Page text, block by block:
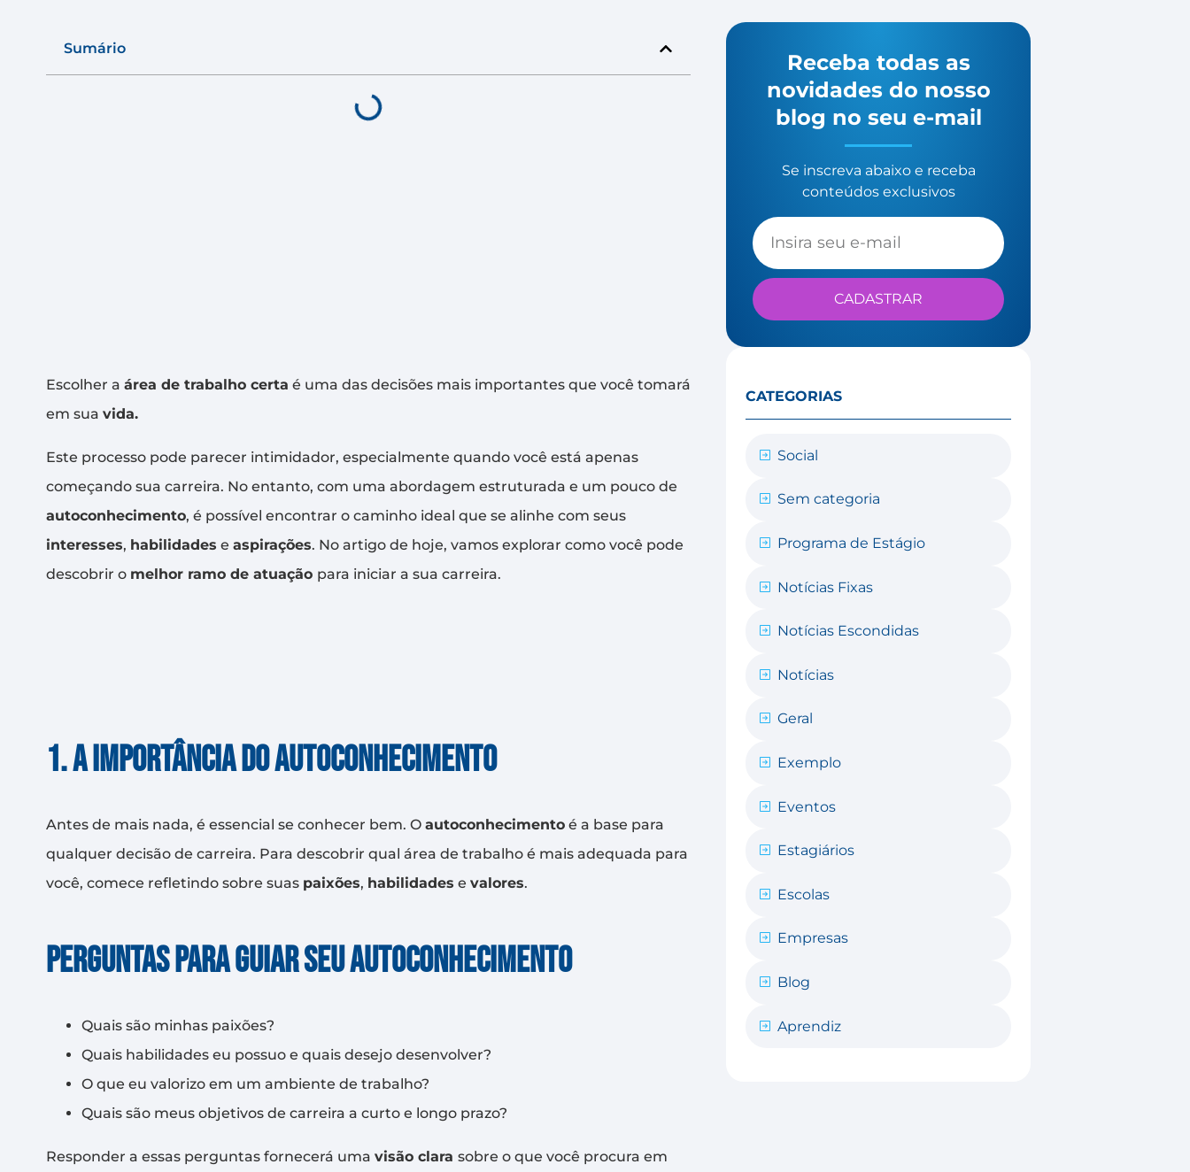
Sumário
Escolher a área de trabalho certa é uma das decisões mais importantes que você tomará
em sua vida.
Este processo pode parecer intimidador, especialmente quando você está apenas
começando sua carreira. No entanto, com uma abordagem estruturada e um pouco de
autoconhecimento, é possível encontrar o caminho ideal que se alinhe com seus
interesses, habilidades e aspirações. No artigo de hoje, vamos explorar como você pode
descobrir o melhor ramo de atuação para iniciar a sua carreira.
1. A importância do autoconhecimento
Antes de mais nada, é essencial se conhecer bem. O autoconhecimento é a base para
qualquer decisão de carreira. Para descobrir qual área de trabalho é mais adequada para
você, comece refletindo sobre suas paixões, habilidades e valores.
Perguntas para guiar seu autoconhecimento
Quais são minhas paixões?
Quais habilidades eu possuo e quais desejo desenvolver?
O que eu valorizo em um ambiente de trabalho?
Quais são meus objetivos de carreira a curto e longo prazo?
Responder a essas perguntas fornecerá uma visão clara sobre o que você procura em
Receba todas as
novidades do nosso
blog no seu e-mail
Se inscreva abaixo e receba
conteúdos exclusivos
CADASTRAR
CATEGORIAS
Social
Sem categoria
Programa de Estágio
Notícias Fixas
Notícias Escondidas
Notícias
Geral
Exemplo
Eventos
Estagiários
Escolas
Empresas
Blog
Aprendiz